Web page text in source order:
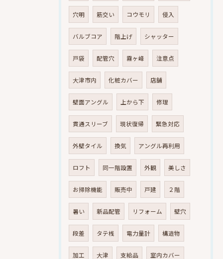
穴明 筋交い コウモリ 侵入
バルブコア 階上げ シャッター
戸袋 配管穴 霧ヶ峰 注意点
大津市内 化粧カバー 店舗
壁面アングル 上から下 修理
貫通スリーブ 現状復帰 緊急対応
外壁タイル 換気 アングル再利用
ロフト 同一階設置 外観 美しさ
お掃除機能 販売中 戸建 ２階
暑い 新品配管 リフォーム 壁穴
段差 タテ桟 電力量計 構造物
加工 大津 支給品 室内カバー